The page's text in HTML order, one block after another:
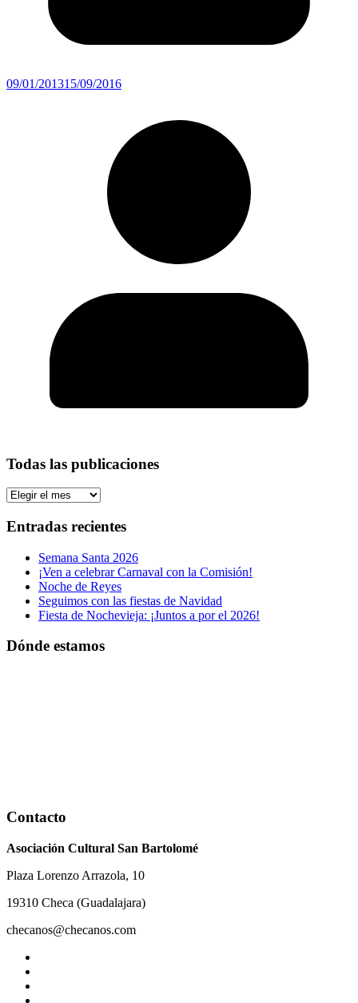
09/01/201315/09/2016
Todas las publicaciones
Todas
publicaciones
Entradas recientes
Semana Santa 2026
¡Ven a celebrar Carnaval con la Comisión!
Noche de Reyes
Seguimos con las fiestas de Navidad
Fiesta de Nochevieja: ¡Juntos a por el 2026!
Dónde estamos
Contacto
Asociación Cultural San Bartolomé
Plaza Lorenzo Arrazola, 10
19310 Checa (Guadalajara)
checanos@checanos.com